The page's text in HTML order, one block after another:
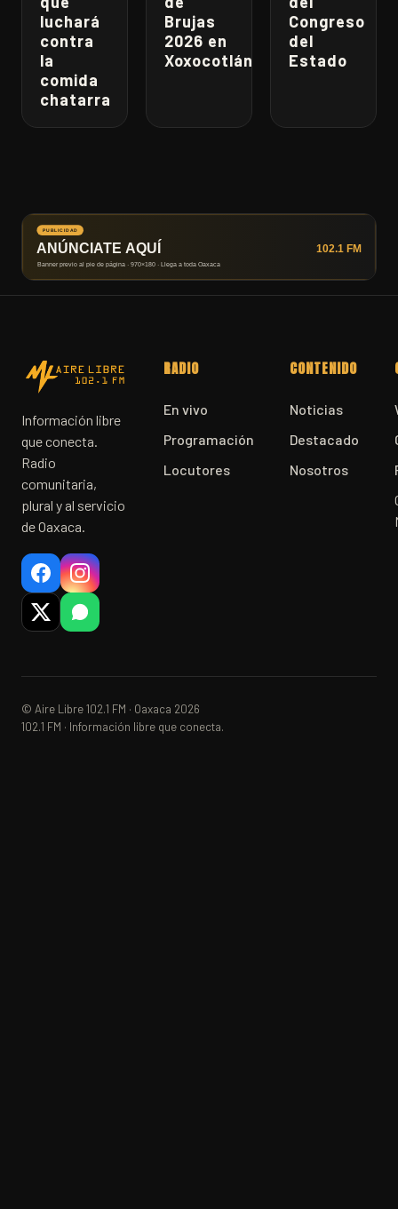
luchará
contra
la
comida
chatarra
Brujas
2026 en
Xoxocotlán
Congreso
del
Estado
Información libre
que conecta.
Radio
comunitaria,
plural y al servicio
de Oaxaca.
RADIO
En vivo
Programación
Locutores
CONTENIDO
Noticias
Destacado
Nosotros
© Aire Libre 102.1 FM · Oaxaca 2026
102.1 FM · Información libre que conecta.